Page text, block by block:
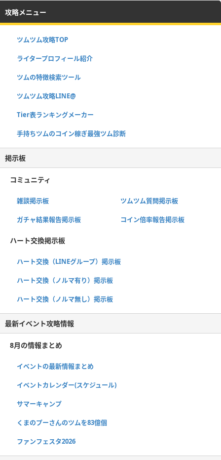
攻略メニュー
ツムツム攻略TOP
ライタープロフィール紹介
ツムの特徴検索ツール
ツムツム攻略LINE@
Tier表ランキングメーカー
手持ちツムのコイン稼ぎ最強ツム診断
掲示板
コミュニティ
雑談掲示板 ツムツム質問掲示板
ガチャ結果報告掲示板 コイン倍率報告掲示板
ハート交換掲示板
ハート交換（LINEグループ）掲示板
ハート交換（ノルマ有り）掲示板
ハート交換（ノルマ無し）掲示板
最新イベント攻略情報
8月の情報まとめ
イベントの最新情報まとめ
イベントカレンダー(スケジュール)
サマーキャンプ
くまのプーさんのツムを83億個
ファンフェスタ2026